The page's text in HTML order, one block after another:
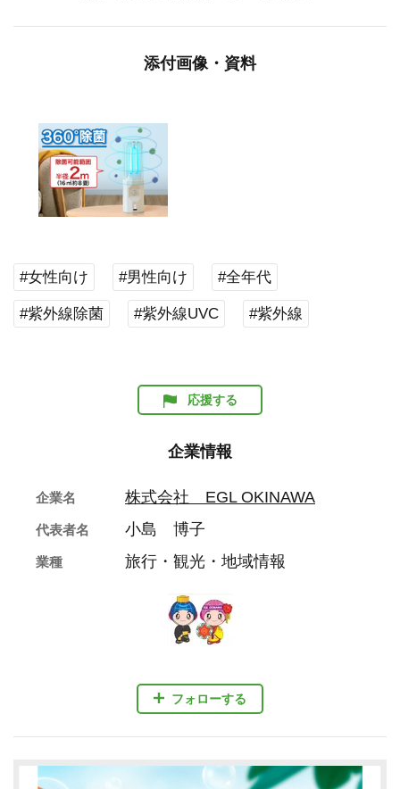
添付画像・資料
#女性向け #男性向け #全年代
#紫外線除菌 #紫外線UVC #紫外線
応援する
企業情報
フォローする
企業名 株式会社 EGL OKINAWA
代表者名 小島 博子
業種 旅行・観光・地域情報